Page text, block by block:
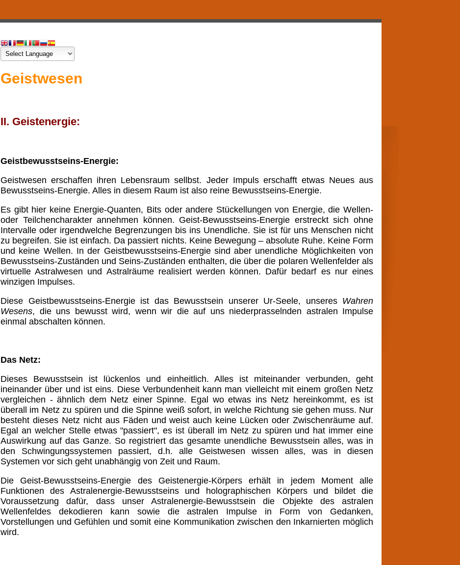
Geistwesen
II. Geistenergie:
Geistbewusstseins-Energie:
Geistwesen erschaffen ihren Lebensraum sellbst. Jeder Impuls erschafft etwas Neues aus
Bewusstseins-Energie. Alles in diesem Raum ist also reine Bewusstseins-Energie.
Es gibt hier keine Energie-Quanten, Bits oder andere Stückellungen von Energie, die Wellen-
oder Teilchencharakter annehmen können. Geist-Bewusstseins-Energie erstreckt sich ohne
Intervalle oder irgendwelche Begrenzungen bis ins Unendliche. Sie ist für uns Menschen nicht
zu begreifen. Sie ist einfach. Da passiert nichts. Keine Bewegung – absolute Ruhe. Keine Form
und keine Wellen. In der Geistbewusstseins-Energie sind aber unendliche Möglichkeiten von
Bewusstseins-Zuständen und Seins-Zuständen enthalten, die über die polaren Wellenfelder als
virtuelle Astralwesen und Astralräume realisiert werden können. Dafür bedarf es nur eines
winzigen Impulses.
Diese Geistbewusstseins-Energie ist das Bewusstsein unserer Ur-Seele, unseres Wahren
Wesens, die uns bewusst wird, wenn wir die auf uns niederprasselnden astralen Impulse
einmal abschalten können.
Das Netz:
Dieses Bewusstsein ist lückenlos und einheitlich. Alles ist miteinander verbunden, geht
ineinander über und ist eins. Diese Verbundenheit kann man vielleicht mit einem großen Netz
vergleichen - ähnlich dem Netz einer Spinne. Egal wo etwas ins Netz hereinkommt, es ist
überall im Netz zu spüren und die Spinne weiß sofort, in welche Richtung sie gehen muss. Nur
besteht dieses Netz nicht aus Fäden und weist auch keine Lücken oder Zwischenräume auf.
Egal an welcher Stelle etwas "passiert", es ist überall im Netz zu spüren und hat immer eine
Auswirkung auf das Ganze. So registriert das gesamte unendliche Bewusstsein alles, was in
den Schwingungssystemen passiert, d.h. alle Geistwesen wissen alles, was in diesen
Systemen vor sich geht unabhängig von Zeit und Raum.
Die Geist-Bewusstseins-Energie des Geistenergie-Körpers erhält in jedem Moment alle
Funktionen des Astralenergie-Bewusstseins und holographischen Körpers und bildet die
Voraussetzung dafür, dass unser Astralenergie-Bewusstsein die Objekte des astralen
Wellenfeldes dekodieren kann sowie die astralen Impulse in Form von Gedanken,
Vorstellungen und Gefühlen und somit eine Kommunikation zwischen den Inkarnierten möglich
wird.